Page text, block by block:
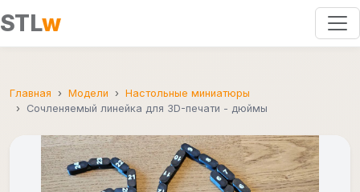
STLw
Главная Модели
Настольные миниатюры
Сочленяемый линейка для 3D-печати - дюймы